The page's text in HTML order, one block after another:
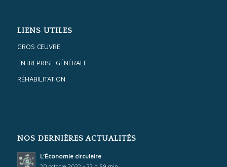
LIENS UTILES
GROS ŒUVRE
ENTREPRISE GÉNÉRALE
RÉHABILITATION
NOS DERNIÈRES ACTUALITÉS
L’Économie circulaire